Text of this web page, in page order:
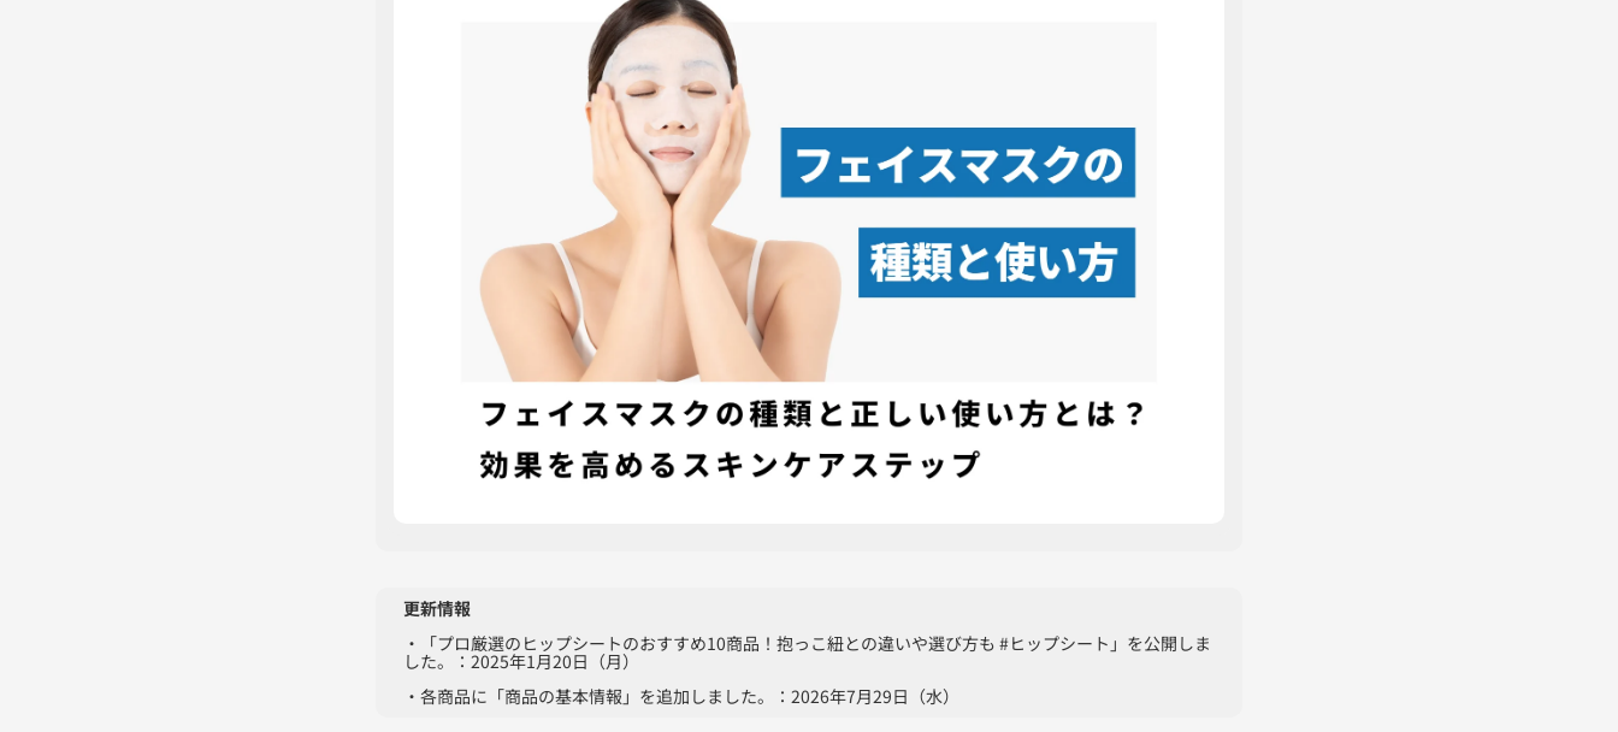
更新情報
・「プロ厳選のヒップシートのおすすめ10商品！抱っこ紐との違いや選び方も #ヒップシート」を公開しま
した。：2025年1月20日（月）
・各商品に「商品の基本情報」を追加しました。：2026年7月29日（水）